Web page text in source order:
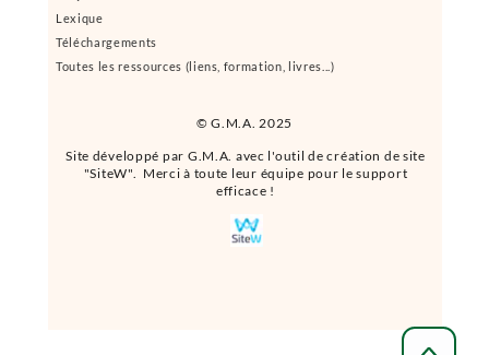
© G.M.A. 2025
Site développé par G.M.A. avec l'outil de création de site
"SiteW". Merci à toute leur équipe pour le support
efficace !
Lexique
Téléchargements
Toutes les ressources (liens, formation, livres...)